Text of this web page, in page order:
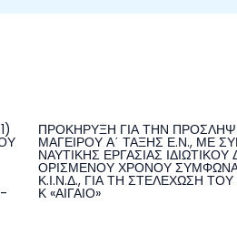
ΠΡΟΚΗΡΥΞΗ ΓΙΑ ΤΗΝ
ΜΑΓΕΙΡΟΥ Α΄ ΤΑΞΗΣ Ε.Ν., ΜΕ
ΝΑΥΤΙΚΗΣ ΕΡΓΑΣΙΑΣ ΙΔΙΩΤΙΚΟΥ
ΟΡΙΣΜΕΝΟΥ ΧΡΟΝΟΥ
Κ.Ι.Ν.Δ., ΓΙΑ ΤΗ ΣΤΕΛΕΧΩΣΗ
Κ «ΑΙΓΑΙΟ»